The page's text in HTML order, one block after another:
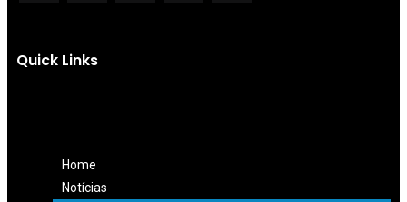
Quick Links
Home
Notícias